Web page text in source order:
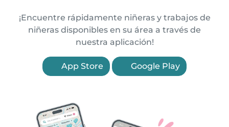
¡Encuentre rápidamente niñeras y trabajos de
niñeras disponibles en su área a través de
nuestra aplicación!
App Store Google Play